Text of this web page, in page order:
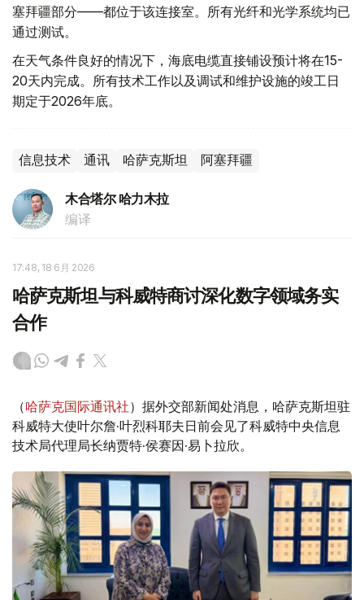
塞拜疆部分——都位于该连接室。所有光纤和光学系统均已
通过测试。
在天气条件良好的情况下，海底电缆直接铺设预计将在15-
20天内完成。所有技术工作以及调试和维护设施的竣工日
期定于2026年底。
信息技术 通讯 哈萨克斯坦 阿塞拜疆
木合塔尔 哈力木拉
编译
17:48, 18 6月 2026
哈萨克斯坦与科威特商讨深化数字领域务实
合作
（哈萨克国际通讯社）据外交部新闻处消息，哈萨克斯坦驻
科威特大使叶尔詹·叶烈科耶夫日前会见了科威特中央信息
技术局代理局长纳贾特·侯赛因·易卜拉欣。